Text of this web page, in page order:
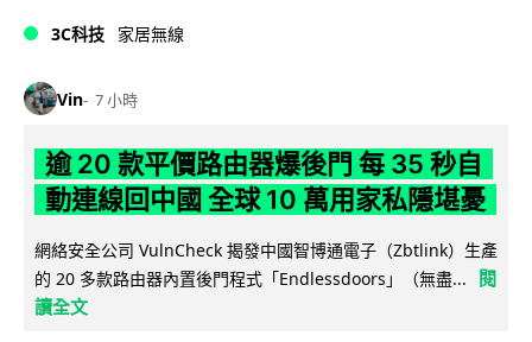
3C科技 家居無線
Vin 7 小時
逾 20 款平價路由器爆後門 每 35 秒自
動連線回中國 全球 10 萬用家私隱堪憂
網絡安全公司 VulnCheck 揭發中國智博通電子（Zbtlink）生產
的 20 多款路由器內置後門程式「Endlessdoors」（無盡...
閱
讀全文